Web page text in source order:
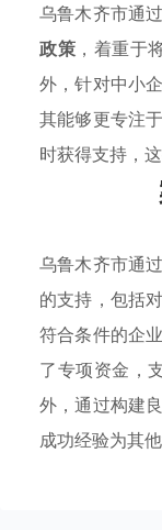
乌鲁木齐市通
政策 ，着重于
外，针对中小
其能够更专注
时获得支持，
乌鲁木齐市通
的支持，包括
符合条件的企
了专项资金，
外，通过构建
成功经验为其